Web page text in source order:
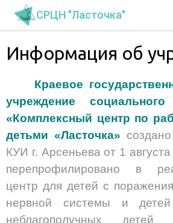
СРЦН "Ласточка"
Информация об
Краевое
учреждение социального
«Комплексный центр по
детьми «Ласточка»
КУИ г. Арсеньева от 1
перепрофилировано в
центр для детей с
нервной системы и детей
неблагополучных детей